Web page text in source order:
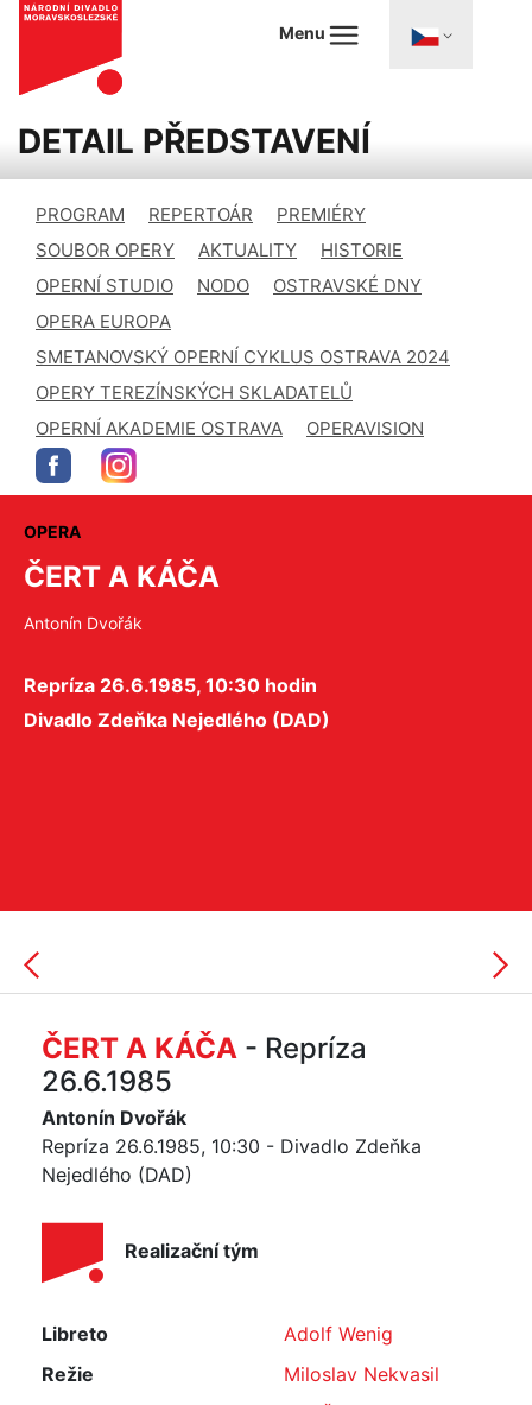
Menu
DETAIL PŘEDSTAVENÍ
PROGRAM REPERTOÁR
PREMIÉRY
SOUBOR OPERY
AKTUALITY
HISTORIE
OPERNÍ STUDIO
NODO
OSTRAVSKÉ DNY
OPERA EUROPA
SMETANOVSKÝ OPERNÍ CYKLUS OSTRAVA 2024
OPERY TEREZÍNSKÝCH SKLADATELŮ
OPERNÍ AKADEMIE OSTRAVA
OPERAVISION
OPERA
ČERT A KÁČA
Antonín Dvořák
Repríza 26.6.1985, 10:30 hodin
Divadlo Zdeňka Nejedlého (DAD)
ČERT A KÁČA - Repríza
26.6.1985
Antonín Dvořák
Repríza 26.6.1985, 10:30 - Divadlo Zdeňka
Nejedlého (DAD)
Realizační tým
Libreto
Adolf Wenig
Režie
Miloslav Nekvasil